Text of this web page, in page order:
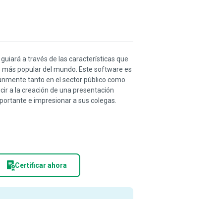
a través de las características que
popular del mundo. Este software es
tanto en el sector público como
a la creación de una presentación
e impresionar a sus colegas.
Certificar ahora